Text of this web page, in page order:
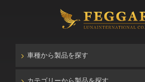
車種から製品を探す